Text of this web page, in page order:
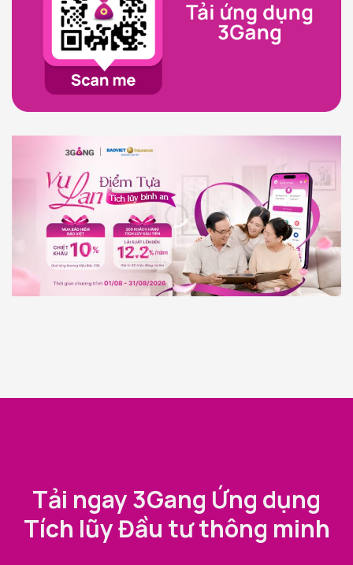
Tải ngay 3Gang Ứng dụng
Tích lũy Đầu tư thông minh